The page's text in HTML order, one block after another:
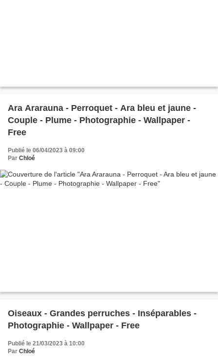
Ara Ararauna - Perroquet - Ara bleu et jaune -
Couple - Plume - Photographie - Wallpaper -
Free
Publié le 06/04/2023 à 09:00
Par Chloé
Oiseaux - Grandes perruches - Inséparables -
Photographie - Wallpaper - Free
Publié le 21/03/2023 à 10:00
Par Chloé